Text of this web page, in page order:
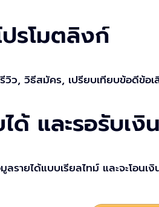
รโมตลิงก์
ว, วิธีสมัคร, เปรียบเทียบข้อดีข้อ
ด้ และรอรับเงิน
ลรายได้แบบเรียลไทม์ และจะโอ